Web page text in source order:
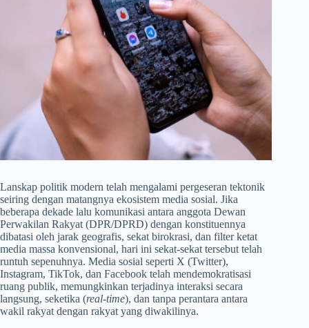
Lanskap politik modern telah mengalami pergeseran tektonik
seiring dengan matangnya ekosistem media sosial. Jika
beberapa dekade lalu komunikasi antara anggota Dewan
Perwakilan Rakyat (DPR/DPRD) dengan konstituennya
dibatasi oleh jarak geografis, sekat birokrasi, dan filter ketat
media massa konvensional, hari ini sekat-sekat tersebut telah
runtuh sepenuhnya. Media sosial seperti X (Twitter),
Instagram, TikTok, dan Facebook telah mendemokratisasi
ruang publik, memungkinkan terjadinya interaksi secara
langsung, seketika (real-time), dan tanpa perantara antara
wakil rakyat dengan rakyat yang diwakilinya.